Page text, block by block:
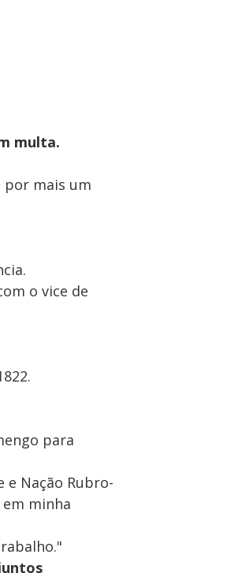
multa.
por mais um
o vice de
para
Nação Rubro-
minha